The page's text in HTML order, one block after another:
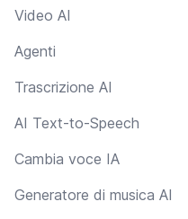
Video AI
Agenti
Trascrizione AI
AI Text-to-Speech
Cambia voce IA
Generatore di musica AI